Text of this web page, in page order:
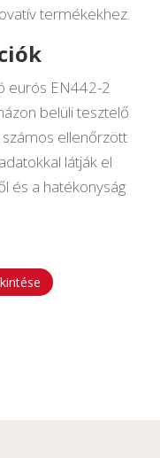
termékekhez.
eurós EN442-2
belüli tesztelő
ellenőrzött
látják el
és a hatékonyság